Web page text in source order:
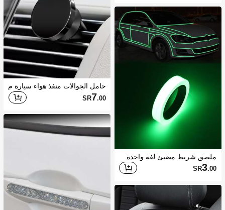
ملصق شريط مضيئ لفة واحدة
SR3.00
حامل الجوالات منفذ هواء سيارة م
غناطيسي
SR7.00